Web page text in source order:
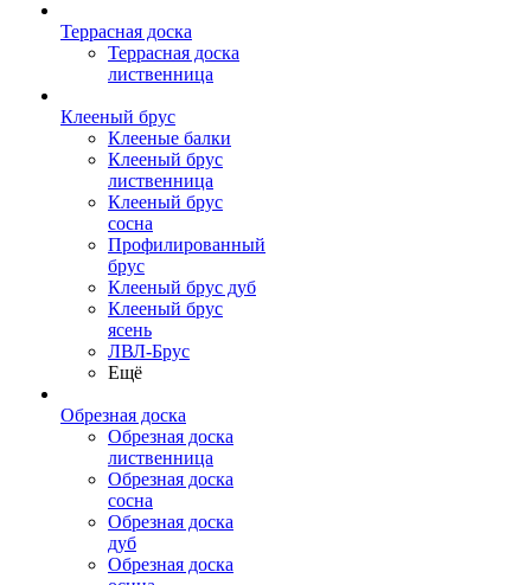
Террасная доска
Террасная доска
лиственница
Клееный брус
Клееные балки
Клееный брус
лиственница
Клееный брус
сосна
Профилированный
брус
Клееный брус дуб
Клееный брус
ясень
ЛВЛ-Брус
Ещё
Обрезная доска
Обрезная доска
лиственница
Обрезная доска
сосна
Обрезная доска
дуб
Обрезная доска